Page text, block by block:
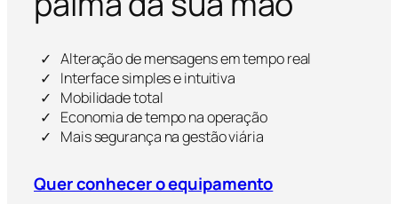
Alteração de mensagens em tempo real
Interface simples e intuitiva
Mobilidade total
Economia de tempo na operação
Mais segurança na gestão viária
Quer conhecer o equipamento